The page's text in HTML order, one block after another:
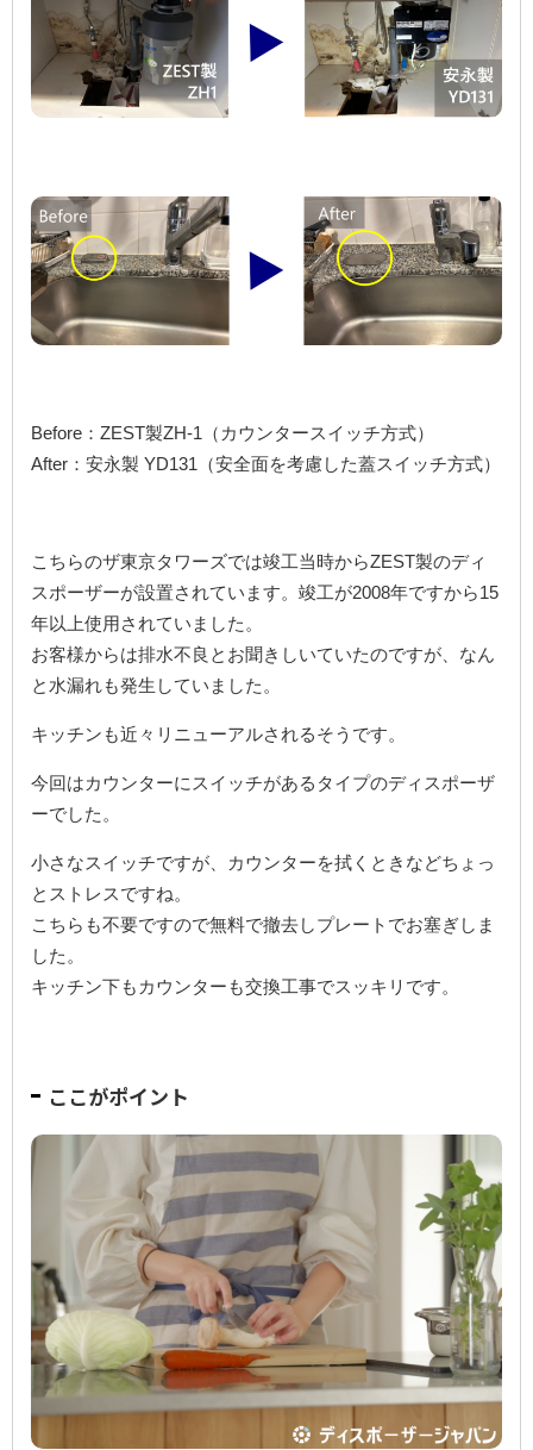
Before：ZEST製ZH-1（カウンタースイッチ方式）
After：安永製 YD131（安全面を考慮した蓋スイッチ方式）
こちらのザ東京タワーズでは竣工当時からZEST製のディ
スポーザーが設置されています。竣工が2008年ですから15
年以上使用されていました。
お客様からは排水不良とお聞きしいていたのですが、なん
と水漏れも発生していました。
キッチンも近々リニューアルされるそうです。
今回はカウンターにスイッチがあるタイプのディスポーザ
ーでした。
小さなスイッチですが、カウンターを拭くときなどちょっ
とストレスですね。
こちらも不要ですので無料で撤去しプレートでお塞ぎしま
した。
キッチン下もカウンターも交換工事でスッキリです。
ここがポイント